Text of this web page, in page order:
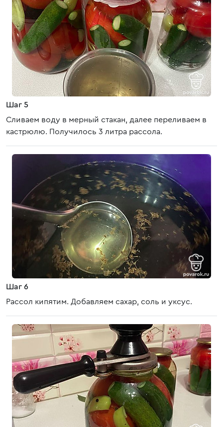
Шаг 5
Сливаем воду в мерный стакан, далее переливаем в
кастрюлю. Получилось 3 литра рассола.
Шаг 6
Рассол кипятим. Добавляем сахар, соль и уксус.